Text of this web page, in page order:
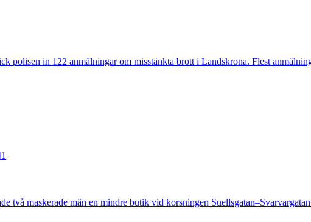
in 122 anmälningar om misstänkta brott i Landskrona. Flest
två maskerade män en mindre butik vid korsningen